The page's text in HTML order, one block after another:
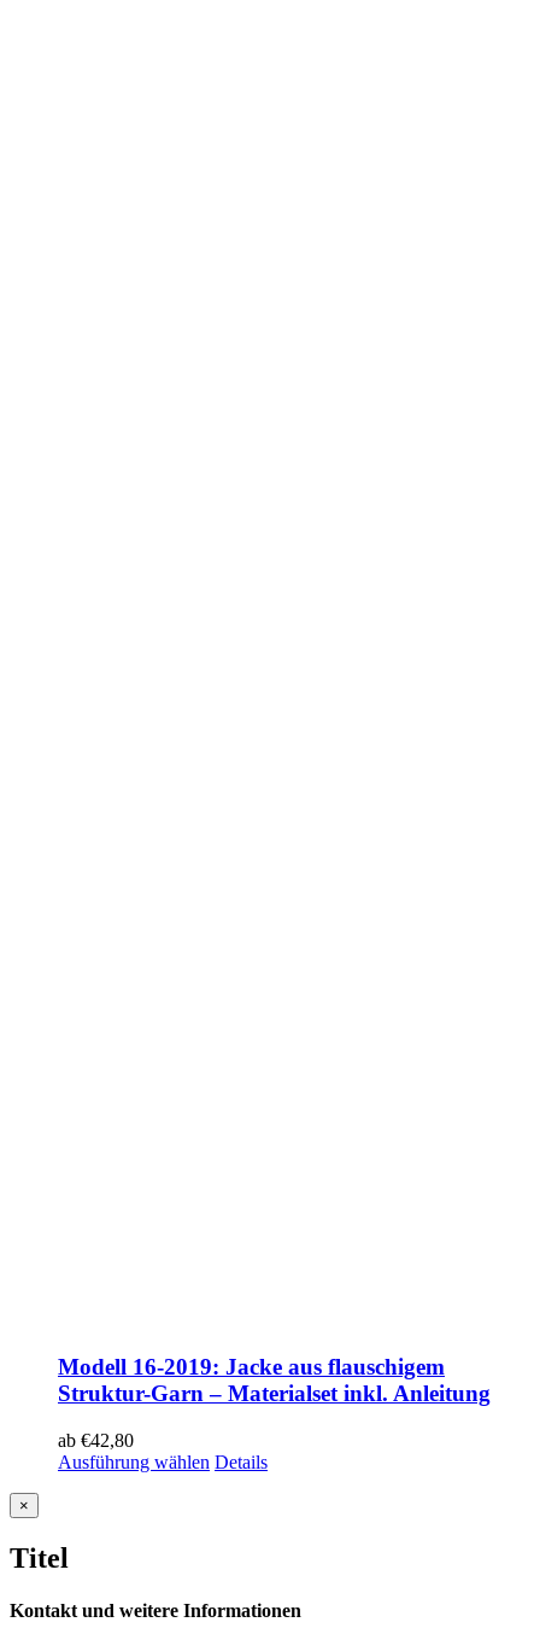
Modell 16-2019: Jacke aus flauschigem
Struktur-Garn – Materialset inkl. Anleitung
ab €42,80
Ausführung wählen Details
Close
product
view
×
Titel
Kontakt und weitere Informationen